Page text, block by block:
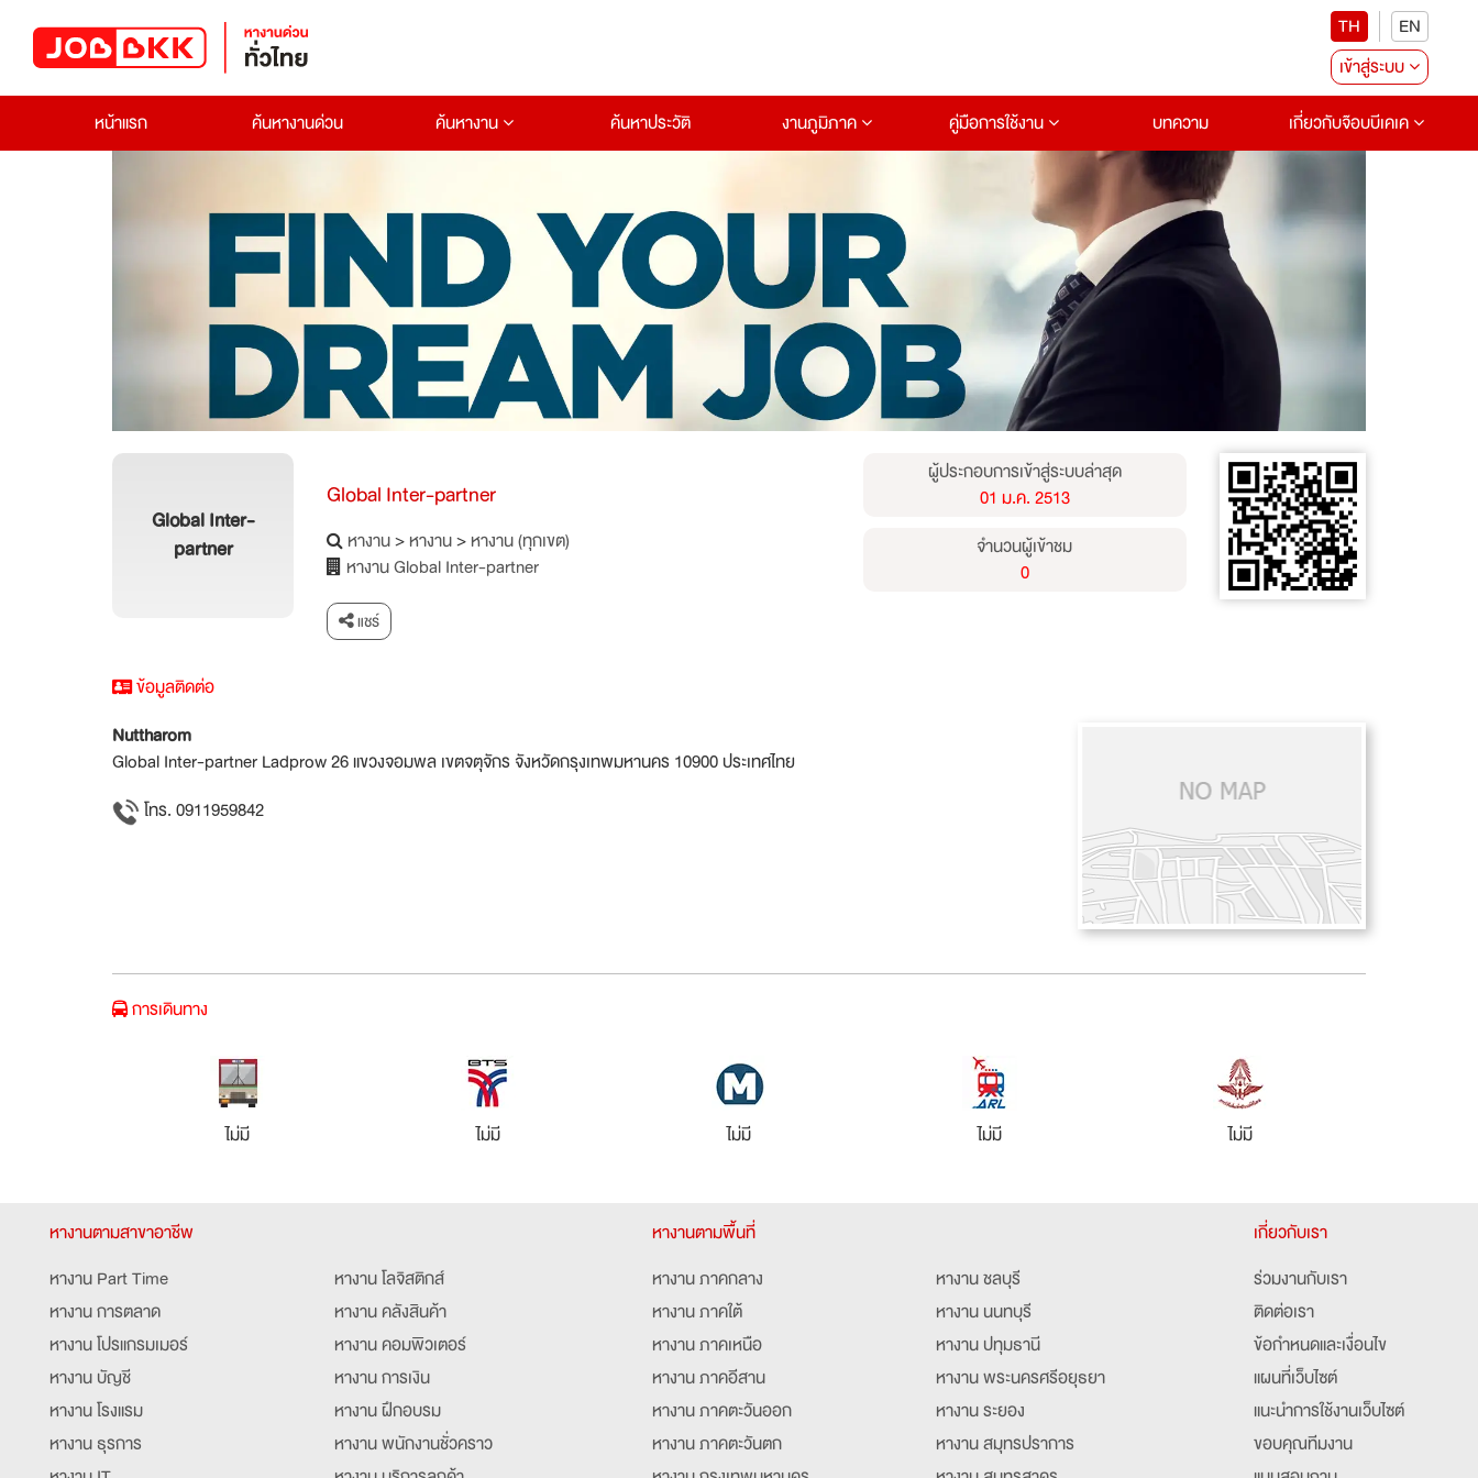
TH
EN
เข้าสู่ระบบ
หน้าแรก
ค้นหางานด่วน ค้นหางาน ค้นหาประวัติ งานภูมิภาค คู่มือการใช้งาน บทความ เกี่ยวกับจ๊อบบีเคเค
Global Inter-
partner
Global Inter-partner
หางาน>หางาน>หางาน (ทุกเขต)
หางาน Global Inter-partner
แชร์
ผู้ประกอบการเข้าสู่ระบบล่าสุด
01 ม.ค. 2513
จำนวนผู้เข้าชม
0
ข้อมูลติดต่อ
Nuttharom
Global Inter-partner Ladprow 26 แขวงจอมพล เขตจตุจักร จังหวัดกรุงเทพมหานคร 10900 ประเทศไทย
โทร. 0911959842
การเดินทาง
ไม่มี ไม่มี ไม่มี ไม่มี ไม่มี
หางานตามสาขาอาชีพ
หางาน Part Time
หางาน การตลาด
หางาน โปรแกรมเมอร์
หางาน บัญชี
หางาน โรงแรม
หางาน ธุรการ
หางาน โลจิสติกส์
หางาน คลังสินค้า
หางาน คอมพิวเตอร์
หางาน การเงิน
หางาน ฝึกอบรม
หางาน พนักงานชั่วคราว
หางานตามพื้นที่
หางาน ภาคกลาง
หางาน ภาคใต้
หางาน ภาคเหนือ
หางาน ภาคอีสาน
หางาน ภาคตะวันออก
หางาน ภาคตะวันตก
หางาน ชลบุรี
หางาน นนทบุรี
หางาน ปทุมธานี
หางาน พระนครศรีอยุธยา
หางาน ระยอง
หางาน สมุทรปราการ
เกี่ยวกับเรา
ร่วมงานกับเรา
ติดต่อเรา
ข้อกำหนดและเงื่อนไข
แผนที่เว็บไซต์
แนะนำการใช้งานเว็บไซต์
ขอบคุณทีมงาน